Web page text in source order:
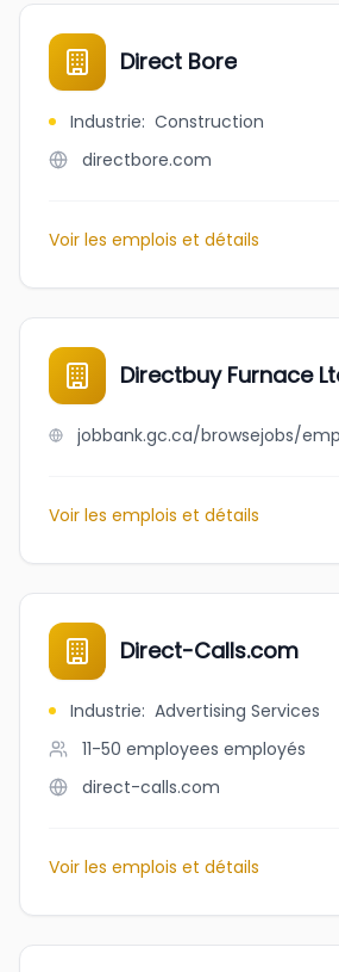
Direct Bore
Industrie: Construction
directbore.com
Voir les emplois et détails
Directbuy Furnace
Voir les emplois et détails
Direct-Calls.com
Industrie: Advertising Services
11-50 employees employés
direct-calls.com
Voir les emplois et détails